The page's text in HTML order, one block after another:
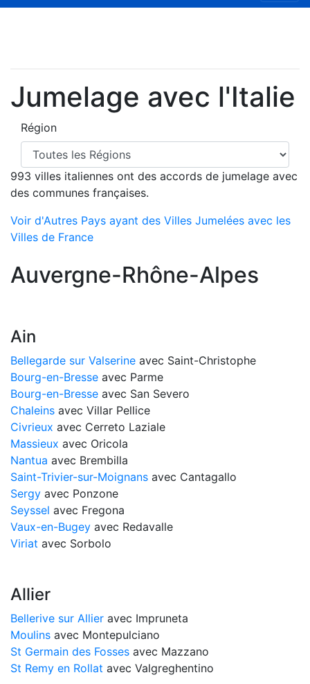
Jumelage avec l'Italie
Région
993 villes italiennes ont des accords de jumelage avec
des communes françaises.
Voir d'Autres Pays ayant des Villes Jumelées avec les
Villes de France
Auvergne-Rhône-Alpes
Ain
Bellegarde sur Valserine avec Saint-Christophe
Bourg-en-Bresse avec Parme
Bourg-en-Bresse avec San Severo
Chaleins avec Villar Pellice
Civrieux avec Cerreto Laziale
Massieux avec Oricola
Nantua avec Brembilla
Saint-Trivier-sur-Moignans avec Cantagallo
Sergy avec Ponzone
Seyssel avec Fregona
Vaux-en-Bugey avec Redavalle
Viriat avec Sorbolo
Allier
Bellerive sur Allier avec Impruneta
Moulins avec Montepulciano
St Germain des Fosses avec Mazzano
St Remy en Rollat avec Valgreghentino